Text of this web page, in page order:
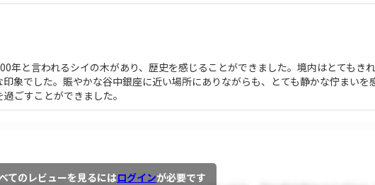
年と言われるシイの木があり、歴史を感じることができました。境内はとてもき
象でした。賑やかな谷中銀座に近い場所にありながらも、とても静かな佇まいを
ごすことができました。
てのレビューを見るにはログインが必要です